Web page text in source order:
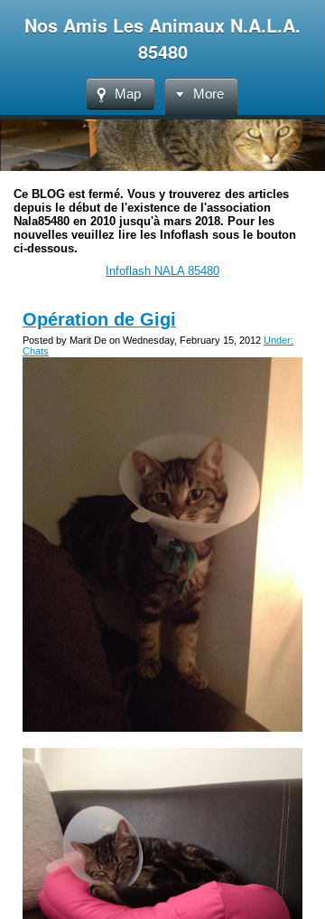
Nos Amis Les Animaux N.A.L.A.
85480
Map More
Ce BLOG est fermé. Vous y trouverez des articles
depuis le début de l'existence de l'association
Nala85480 en 2010 jusqu'à mars 2018. Pour les
nouvelles veuillez lire les Infoflash sous le bouton
ci-dessous.
Infoflash NALA 85480
Opération de Gigi
Posted by Marit De on Wednesday, February 15, 2012 Under:
Chats